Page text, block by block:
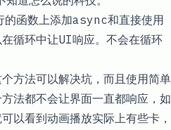
函数上添加async和直接使用
在循环中让UI响应。不会在循环
方法可以解决坑，而且使用简单
法都不会让界面一直都响应，如
以看到动画播放实际上有些卡，